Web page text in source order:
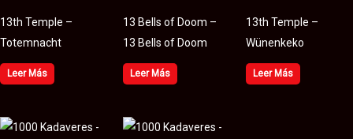
13th Temple –
Totemnacht
Leer Más
13 Bells of Doom –
13 Bells of Doom
Leer Más
13th Temple –
Wünenkeko
Leer Más